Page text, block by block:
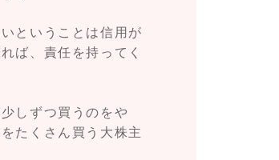
ということは信用が
ば、責任を持ってく
しずつ買うのをや
たくさん買う大株主